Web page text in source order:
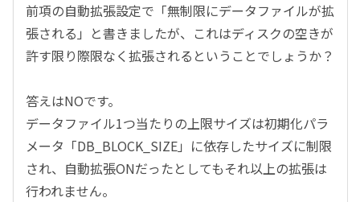
前項の自動拡張設定で「無制限にデータファイルが拡
張される」と書きましたが、これはディスクの空きが
許す限り際限なく拡張されるということでしょうか？
答えはNOです。
データファイル1つ当たりの上限サイズは初期化パラ
メータ「DB_BLOCK_SIZE」に依存したサイズに制限
され、自動拡張ONだったとしてもそれ以上の拡張は
行われません。